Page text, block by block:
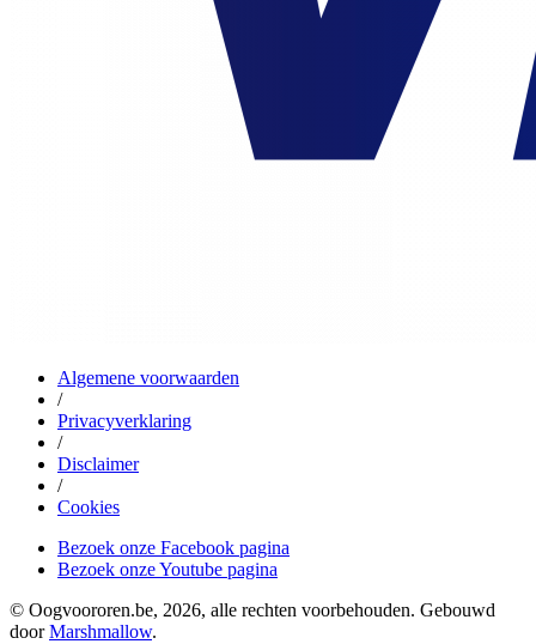
Algemene voorwaarden
/
Privacyverklaring
/
Disclaimer
/
Cookies
Bezoek onze Facebook pagina
Bezoek onze Youtube pagina
© Oogvoororen.be, 2026, alle rechten voorbehouden. Gebouwd
doorMarshmallow.